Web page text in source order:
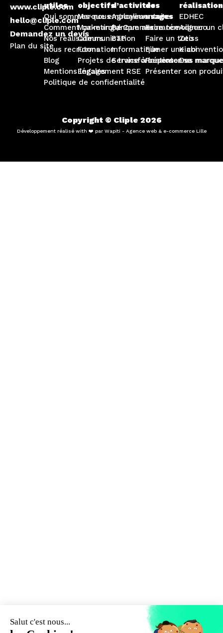
www.cliple.com
hello@cliple.com
Demandez un devis
Plan du site
utiles
Qui sommes-nous
Comment ça marche ?
Nos réalisateurs
Nous recrutons
Blog
Mentions légales
Politique de confidentialité
objectifs
Marque employeur
Marketing / Commerce
Communication
Formation
Projets de transformation
Engagement RSE
d’activités
Agroalimentaire
Banque assurance
BTP
Informatique
Service à la personne
des
usages
Faire témoigner un
Faire un tuto
Filmer une
Présenter sa marque
Présenter son
EDHEC
Adecco
Zeiss
Kiabi
Des
Copyright © Cliple 2026
Développement réalisé with ❤️ par Wapiti - Agence web & e-commerce Lille